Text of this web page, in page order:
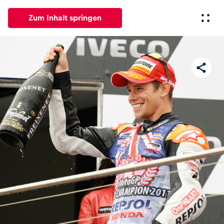
Zum Inhalt springen
News Erlebnisse Seiten
News
Alle anzeigen
Events
Alle anzeigen